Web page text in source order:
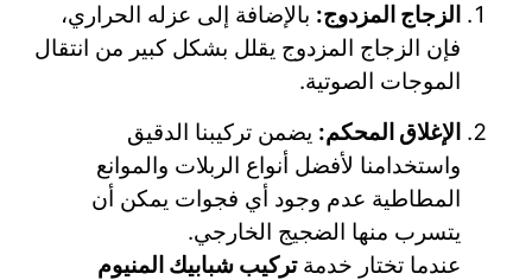
الزجاج المزدوج: بالإضافة إلى عزله الحراري،
فإن الزجاج المزدوج يقلل بشكل كبير من انتقال
الموجات الصوتية.
الإغلاق المحكم: يضمن تركيبنا الدقيق
واستخدامنا لأفضل أنواع الربلات والموانع
المطاطية عدم وجود أي فجوات يمكن أن
يتسرب منها الضجيج الخارجي.
عندما تختار خدمةتركيب شبابيك المنيوم